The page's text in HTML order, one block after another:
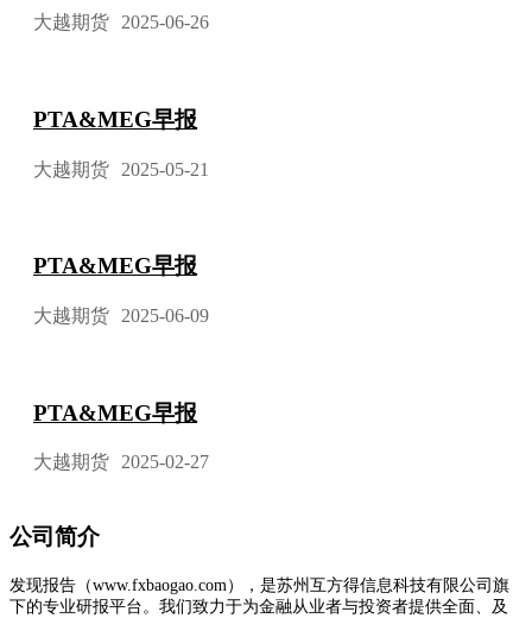
大越期货 2025-06-26
PTA&MEG早报
大越期货 2025-05-21
PTA&MEG早报
大越期货 2025-06-09
PTA&MEG早报
大越期货 2025-02-27
公司简介
发现报告（www.fxbaogao.com），是苏州互方得信息科技有限公司旗
下的专业研报平台。我们致力于为金融从业者与投资者提供全面、及